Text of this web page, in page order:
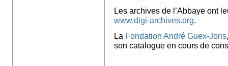
Les archives de l’Abbaye ont
www.digi-archives.org.
La Fondation André Guex-Joris
son catalogue en cours de